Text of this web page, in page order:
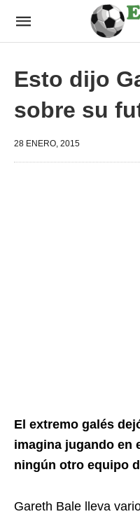
Esto dijo
sobre su
28 ENERO, 2015
El extremo galés
imagina jugando en
ningún otro equipo
Gareth Bale lleva